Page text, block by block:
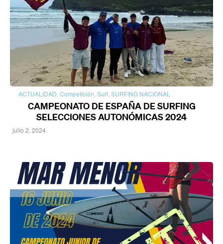
ACTUALIDAD, Competición, Surf, SURFING NACIONAL
CAMPEONATO DE ESPAÑA DE SURFING
SELECCIONES AUTONÓMICAS 2024
julio 2, 2024